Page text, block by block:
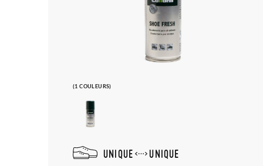
(1 COULEURS)
UNIQUE
UNIQUE